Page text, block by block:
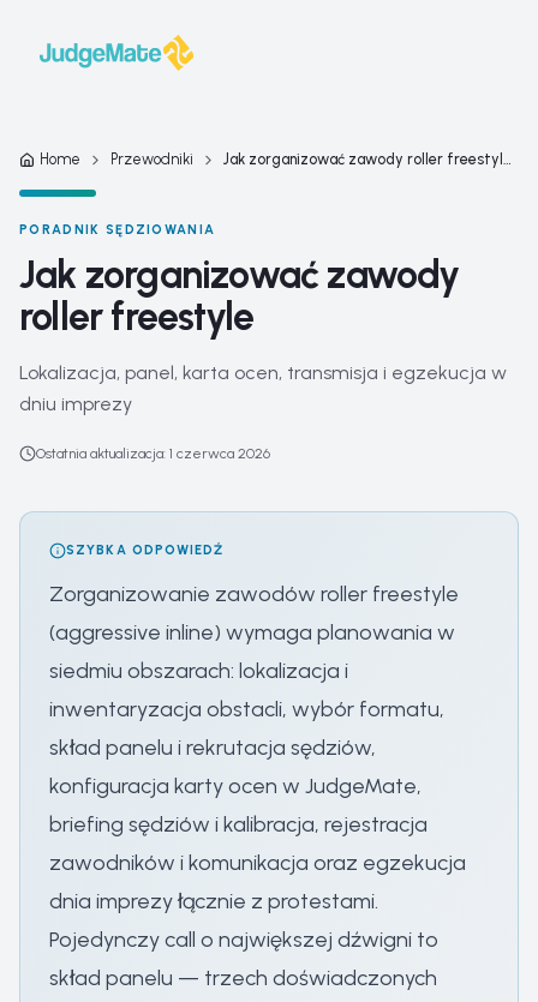
Home Przewodniki Jak zorganizować zawody roller freestyle — pełna lista kontr
PORADNIK SĘDZIOWANIA
Jak zorganizować zawody
roller freestyle
Lokalizacja, panel, karta ocen, transmisja i egzekucja w
dniu imprezy
Ostatnia aktualizacja: 1 czerwca 2026
SZYBKA ODPOWIEDŹ
Zorganizowanie zawodów roller freestyle
(aggressive inline) wymaga planowania w
siedmiu obszarach: lokalizacja i
inwentaryzacja obstacli, wybór formatu,
skład panelu i rekrutacja sędziów,
konfiguracja karty ocen w JudgeMate,
briefing sędziów i kalibracja, rejestracja
zawodników i komunikacja oraz egzekucja
dnia imprezy łącznie z protestami.
Pojedynczy call o największej dźwigni to
skład panelu — trzech doświadczonych